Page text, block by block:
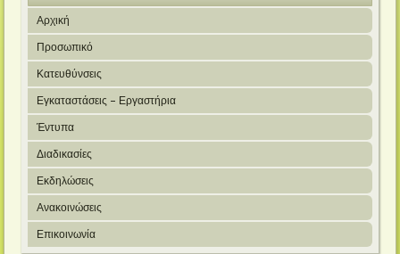
Αρχική
Προσωπικό
Κατευθύνσεις
Εγκαταστάσεις – Εργαστήρια
Έντυπα
Διαδικασίες
Εκδηλώσεις
Ανακοινώσεις
Επικοινωνία